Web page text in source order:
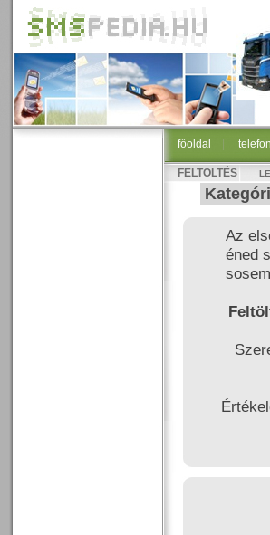
főoldal
FELTÖLTÉS
Az
éned